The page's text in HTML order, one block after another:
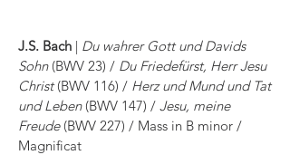
J.S. Bach | Du wahrer Gott und Davids
Sohn(BWV 23) / Du Friedefürst, Herr Jesu
Christ(BWV 116) / Herz und Mund und Tat
und Leben(BWV 147) / Jesu, meine
Freude (BWV 227) / Mass in B minor /
Magnificat